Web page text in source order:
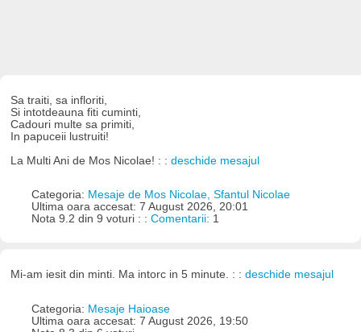
Sa traiti, sa infloriti,
Si intotdeauna fiti cuminti,
Cadouri multe sa primiti,
In papuceii lustruiti!
La Multi Ani de Mos Nicolae! : :deschide mesajul
Categoria: Mesaje de Mos Nicolae, Sfantul Nicolae
Ultima oara accesat: 7 August 2026, 20:01
Nota 9.2 din 9 voturi : : Comentarii: 1
Mi-am iesit din minti. Ma intorc in 5 minute. : :deschide mesajul
Categoria: Mesaje Haioase
Ultima oara accesat: 7 August 2026, 19:50